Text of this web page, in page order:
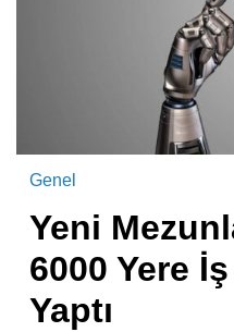
Genel
Yeni
6000 Yere
Yaptı